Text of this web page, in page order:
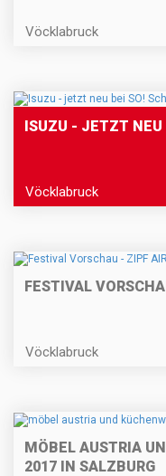
Vöcklabruck
ISUZU - JETZT NEU
Vöcklabruck
FESTIVAL
Vöcklabruck
MÖBEL AUSTRIA
2017 IN SALZBURG